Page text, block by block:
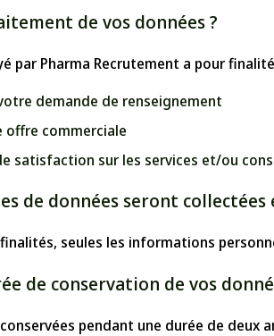
de vos données ?
par Pharma Recrutement a pour
demande de renseignement
offre commerciale
satisfaction sur les services et/ou
de données seront
seules les informations
de conservation de vos
pendant une durée de deux